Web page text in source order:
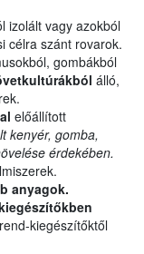
izolált vagy azokból
célra szánt rovarok.
gombákból
álló,
előállított
kenyér, gomba,
érdekében.
anyagok.
kiegészítőktől